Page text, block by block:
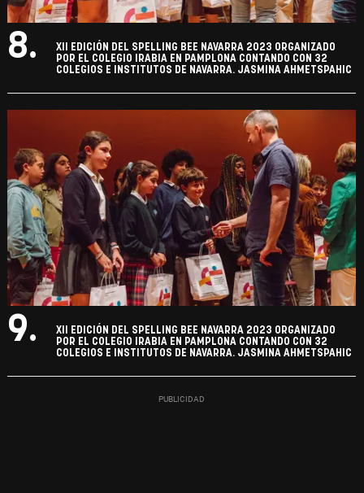
8.
XII EDICIÓN DEL SPELLING BEE NAVARRA 2023 ORGANIZADO
POR EL COLEGIO IRABIA EN PAMPLONA CONTANDO CON 32
COLEGIOS E INSTITUTOS DE NAVARRA. JASMINA AHMETSPAHIC
9.
XII EDICIÓN DEL SPELLING BEE NAVARRA 2023 ORGANIZADO
POR EL COLEGIO IRABIA EN PAMPLONA CONTANDO CON 32
COLEGIOS E INSTITUTOS DE NAVARRA. JASMINA AHMETSPAHIC